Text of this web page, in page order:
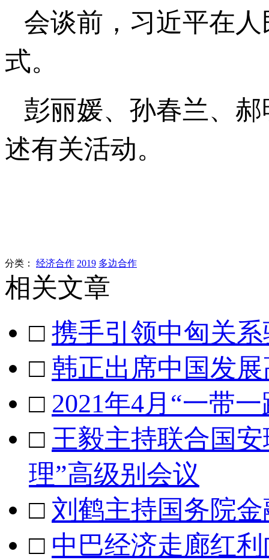
会谈前，习近平在
式。
彭丽媛、孙春兰、
述有关活动。
分类： 经济合作 2019 多边合作
相关文章
□ 携手引领中匈关
□ 韩正出席中国发
□ 2021年4月“一带
□ 王毅主持联合国
理”高级别会议
□ 刘鹤主持国务院
□ 中巴经济走廊红